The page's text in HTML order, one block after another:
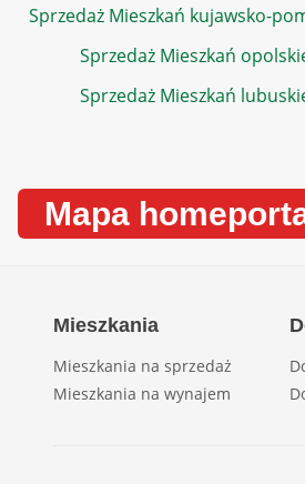
Sprzedaż Mieszkań kujawsko-
Sprzedaż Mieszkań
Sprzedaż Mieszkań
Mapa
Mieszkania
Mieszkania na sprzedaż
Mieszkania na wynajem